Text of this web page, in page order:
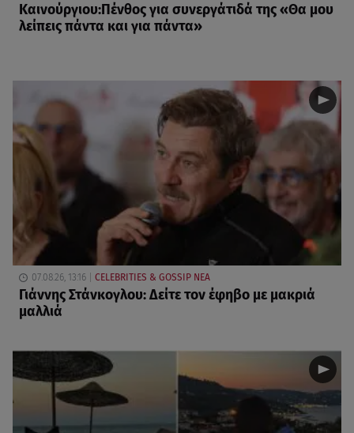
Καινούργιου:Πένθος για συνεργάτιδά της «Θα μου
λείπεις πάντα και για πάντα»
07.08.26, 13:16 CELEBRITIES & GOSSIP ΝΕΑ
Γιάννης Στάνκογλου: Δείτε τον έφηβο με μακριά
μαλλιά